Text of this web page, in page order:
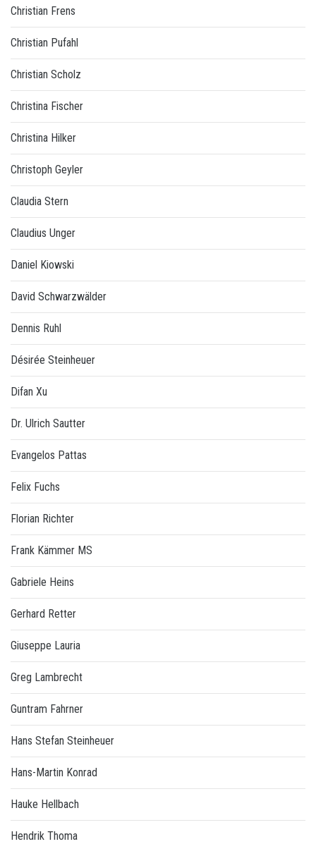
Christian Frens
Christian Pufahl
Christian Scholz
Christina Fischer
Christina Hilker
Christoph Geyler
Claudia Stern
Claudius Unger
Daniel Kiowski
David Schwarzwälder
Dennis Ruhl
Désirée Steinheuer
Difan Xu
Dr. Ulrich Sautter
Evangelos Pattas
Felix Fuchs
Florian Richter
Frank Kämmer MS
Gabriele Heins
Gerhard Retter
Giuseppe Lauria
Greg Lambrecht
Guntram Fahrner
Hans Stefan Steinheuer
Hans-Martin Konrad
Hauke Hellbach
Hendrik Thoma